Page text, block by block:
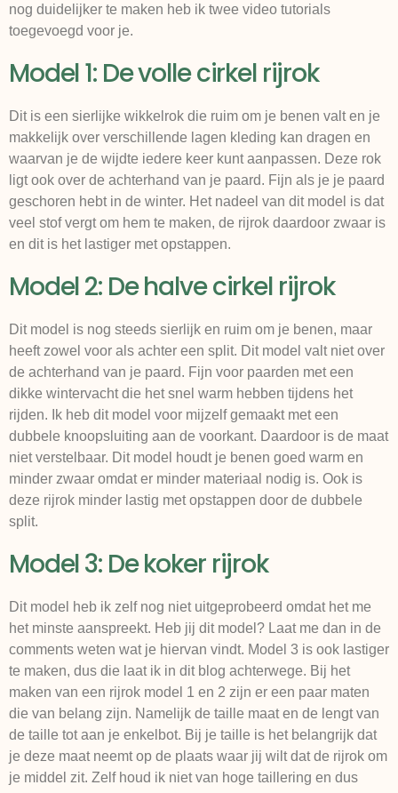
nog duidelijker te maken heb ik twee video tutorials
toegevoegd voor je.
Model 1: De volle cirkel rijrok
Dit is een sierlijke wikkelrok die ruim om je benen valt en je
makkelijk over verschillende lagen kleding kan dragen en
waarvan je de wijdte iedere keer kunt aanpassen. Deze rok
ligt ook over de achterhand van je paard. Fijn als je je paard
geschoren hebt in de winter. Het nadeel van dit model is dat
veel stof vergt om hem te maken, de rijrok daardoor zwaar is
en dit is het lastiger met opstappen.
Model 2: De halve cirkel rijrok
Dit model is nog steeds sierlijk en ruim om je benen, maar
heeft zowel voor als achter een split. Dit model valt niet over
de achterhand van je paard. Fijn voor paarden met een
dikke wintervacht die het snel warm hebben tijdens het
rijden. Ik heb dit model voor mijzelf gemaakt met een
dubbele knoopsluiting aan de voorkant. Daardoor is de maat
niet verstelbaar. Dit model houdt je benen goed warm en
minder zwaar omdat er minder materiaal nodig is. Ook is
deze rijrok minder lastig met opstappen door de dubbele
split.
Model 3: De koker rijrok
Dit model heb ik zelf nog niet uitgeprobeerd omdat het me
het minste aanspreekt. Heb jij dit model? Laat me dan in de
comments weten wat je hiervan vindt. Model 3 is ook lastiger
te maken, dus die laat ik in dit blog achterwege. Bij het
maken van een rijrok model 1 en 2 zijn er een paar maten
die van belang zijn. Namelijk de taille maat en de lengt van
de taille tot aan je enkelbot. Bij je taille is het belangrijk dat
je deze maat neemt op de plaats waar jij wilt dat de rijrok om
je middel zit. Zelf houd ik niet van hoge taillering en dus